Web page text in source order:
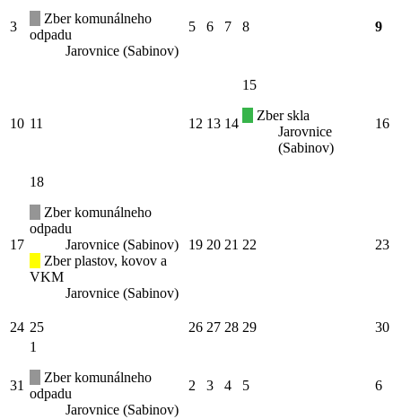
3
Zber komunálneho
odpadu
Jarovnice (Sabinov)
5 6 7 8 9
10 11 12 13 14
15
Zber skla
Jarovnice
(Sabinov)
16
17
18
Zber komunálneho
odpadu
Jarovnice (Sabinov)
Zber plastov, kovov a
VKM
Jarovnice (Sabinov)
19 20 21 22 23
24 25 26 27 28 29 30
31
1
Zber komunálneho
odpadu
Jarovnice (Sabinov)
2 3 4 5 6